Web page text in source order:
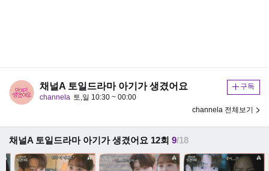
채널A 토일드라마 아기가 생겼어요
channela 토,일 10:30 ~ 00:00
구독
channela 전체보기
채널A 토일드라마 아기가 생겼어요 12회 9/18